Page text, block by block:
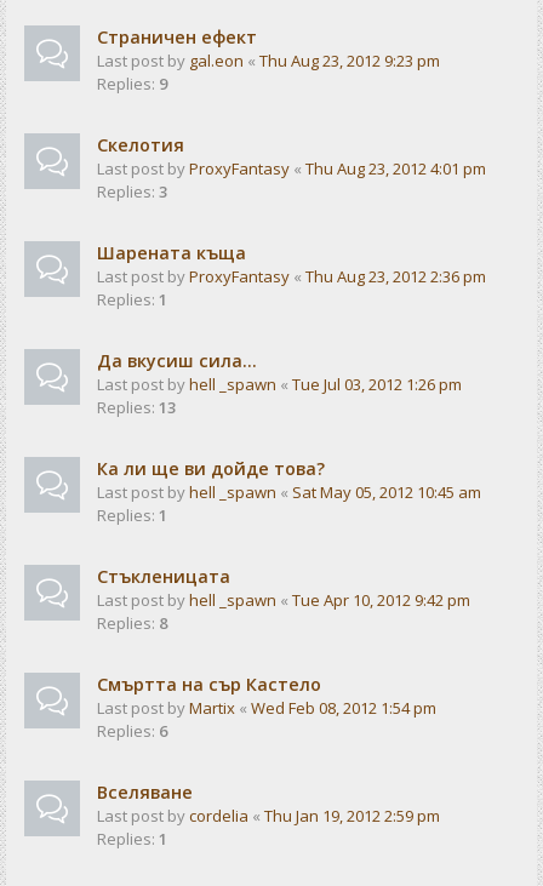
Страничен ефект
Last post by gal.eon « Thu Aug 23, 2012 9:23 pm
Replies: 9
Скелотия
Last post byProxyFantasy « Thu Aug 23, 2012 4:01 pm
Replies: 3
Шарената къща
Last post byProxyFantasy « Thu Aug 23, 2012 2:36 pm
Replies: 1
Да вкусиш сила...
Last post byhell _spawn « Tue Jul 03, 2012 1:26 pm
Replies: 13
Ка ли ще ви дойде това?
Last post byhell _spawn « Sat May 05, 2012 10:45 am
Replies: 1
Стъкленицата
Last post byhell _spawn « Tue Apr 10, 2012 9:42 pm
Replies: 8
Смъртта на сър Кастело
Last post byMartix « Wed Feb 08, 2012 1:54 pm
Replies: 6
Вселяване
Last post bycordelia « Thu Jan 19, 2012 2:59 pm
Replies: 1